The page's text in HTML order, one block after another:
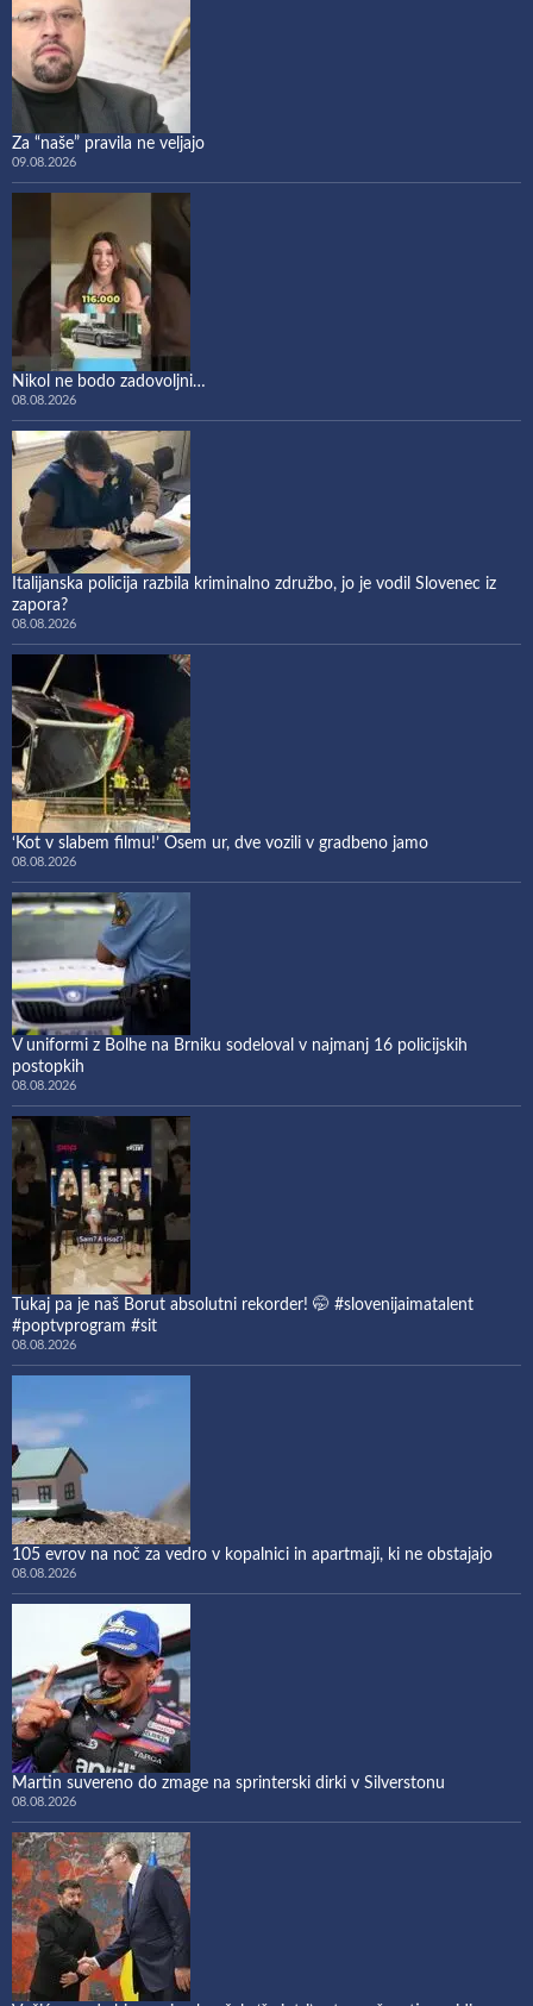
Za “naše” pravila ne veljajo
09.08.2026
Nikol ne bodo zadovoljni…
08.08.2026
Italijanska policija razbila kriminalno združbo, jo je vodil Slovenec iz
zapora?
08.08.2026
‘Kot v slabem filmu!’ Osem ur, dve vozili v gradbeno jamo
08.08.2026
V uniformi z Bolhe na Brniku sodeloval v najmanj 16 policijskih
postopkih
08.08.2026
Tukaj pa je naš Borut absolutni rekorder! 🤭 #slovenijaimatalent
#poptvprogram #sit
08.08.2026
105 evrov na noč za vedro v kopalnici in apartmaji, ki ne obstajajo
08.08.2026
Martin suvereno do zmage na sprinterski dirki v Silverstonu
08.08.2026